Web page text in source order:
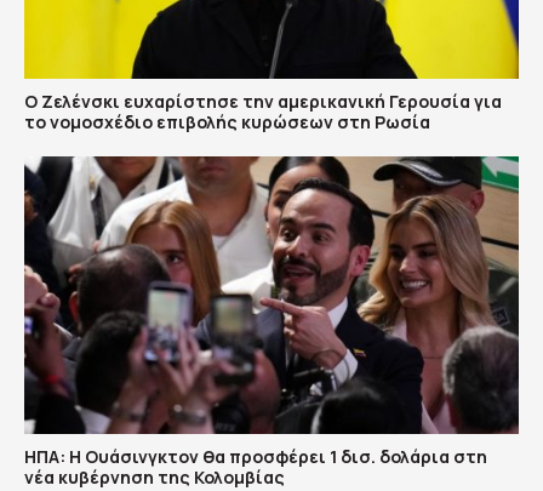
Ο Ζελένσκι ευχαρίστησε την αμερικανική Γερουσία για
το νομοσχέδιο επιβολής κυρώσεων στη Ρωσία
ΗΠΑ: H Ουάσινγκτον θα προσφέρει 1 δισ. δολάρια στη
νέα κυβέρνηση της Κολομβίας